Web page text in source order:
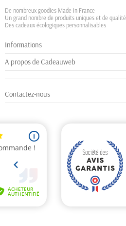
De nombreux goodies Made in France
Un grand nombre de produits uniques et de qualité
Des cadeaux écologiques personnalisables
Informations
A propos de Cadeauweb
Contactez-nous